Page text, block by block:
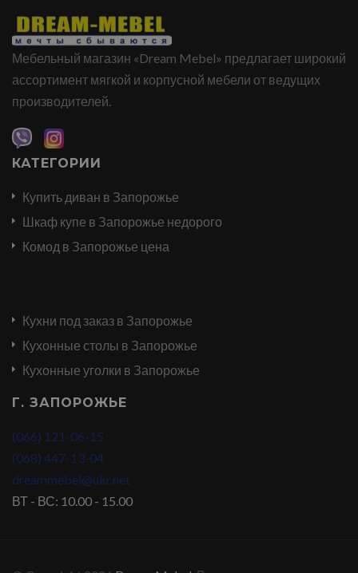
Мебельный магазин «Dream Mebel» предлагает широкий
ассортимент мягкой и корпусной мебели от ведущих
производителей.
КАТЕГОРИИ
Купить диван в Запорожье
Шкаф купе в Запорожье недорого
Комод в Запорожье цена
Кухни под заказ в Запорожье
Кухонные столы в Запорожье
Кухонные уголки в Запорожье
Г. ЗАПОРОЖЬЕ
(066) 121-06-15
(068) 447-13-04
dreammebel@ukr.net
ВТ - ВС: 10.00 - 15.00